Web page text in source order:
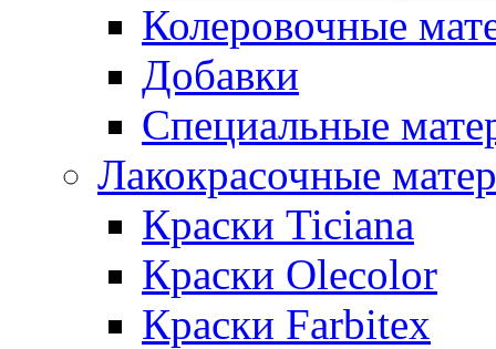
Колеровочные
Добавки
Специальные
Лакокрасочные
Краски Ticiana
Краски Olecolor
Краски Farbitex